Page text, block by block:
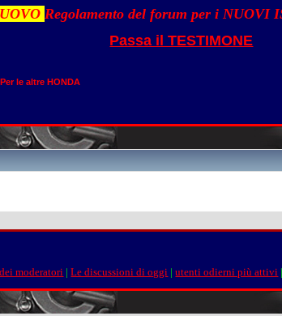
Regolamento del forum per i NUOVI
Passa il TESTIMONE
le altre HONDA
moderatori | Le discussioni di oggi | utenti odierni più attivi |